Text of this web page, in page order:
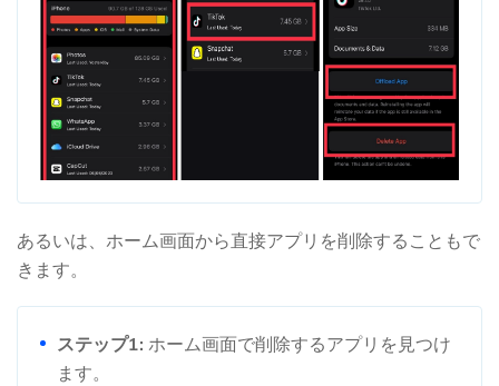
あるいは、ホーム画面から直接アプリを削除することもで
きます。
ステップ1: ホーム画面で削除するアプリを見つけ
ます。